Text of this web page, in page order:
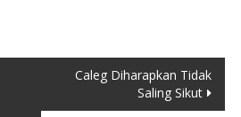
Caleg Diharapkan Tidak
Saling Sikut